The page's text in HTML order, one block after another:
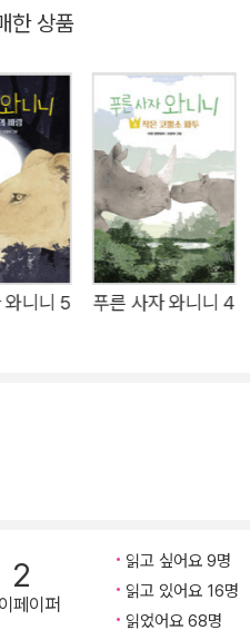
아가는 여정을 담았다. 크고
중한 것을 지키기 위해 용기 내
진정한 ‘나’를 발견하고 초원
우는 아산테의 모험은 내일을
이정표가 되어 줄 것이다. 독자
‘푸른 사자 와니니’ 시리즈는
중이며, 1권은 100쇄를 돌파
린이를 응원하는 동화 초등
산테 아저씨’를 기억하는 독자
울 것인바, ‘위대한 아산
를 데리고 초원으로 나선 첫날
만 같을 뿐 덩치도 작고 힘도
, 이어지는 여정에서 수차례 위
한 상품
와니니 5 푸른 사자 와니니 4
2
페이퍼
읽고 싶어요 9명
읽고 있어요 16명
읽었어요 68명